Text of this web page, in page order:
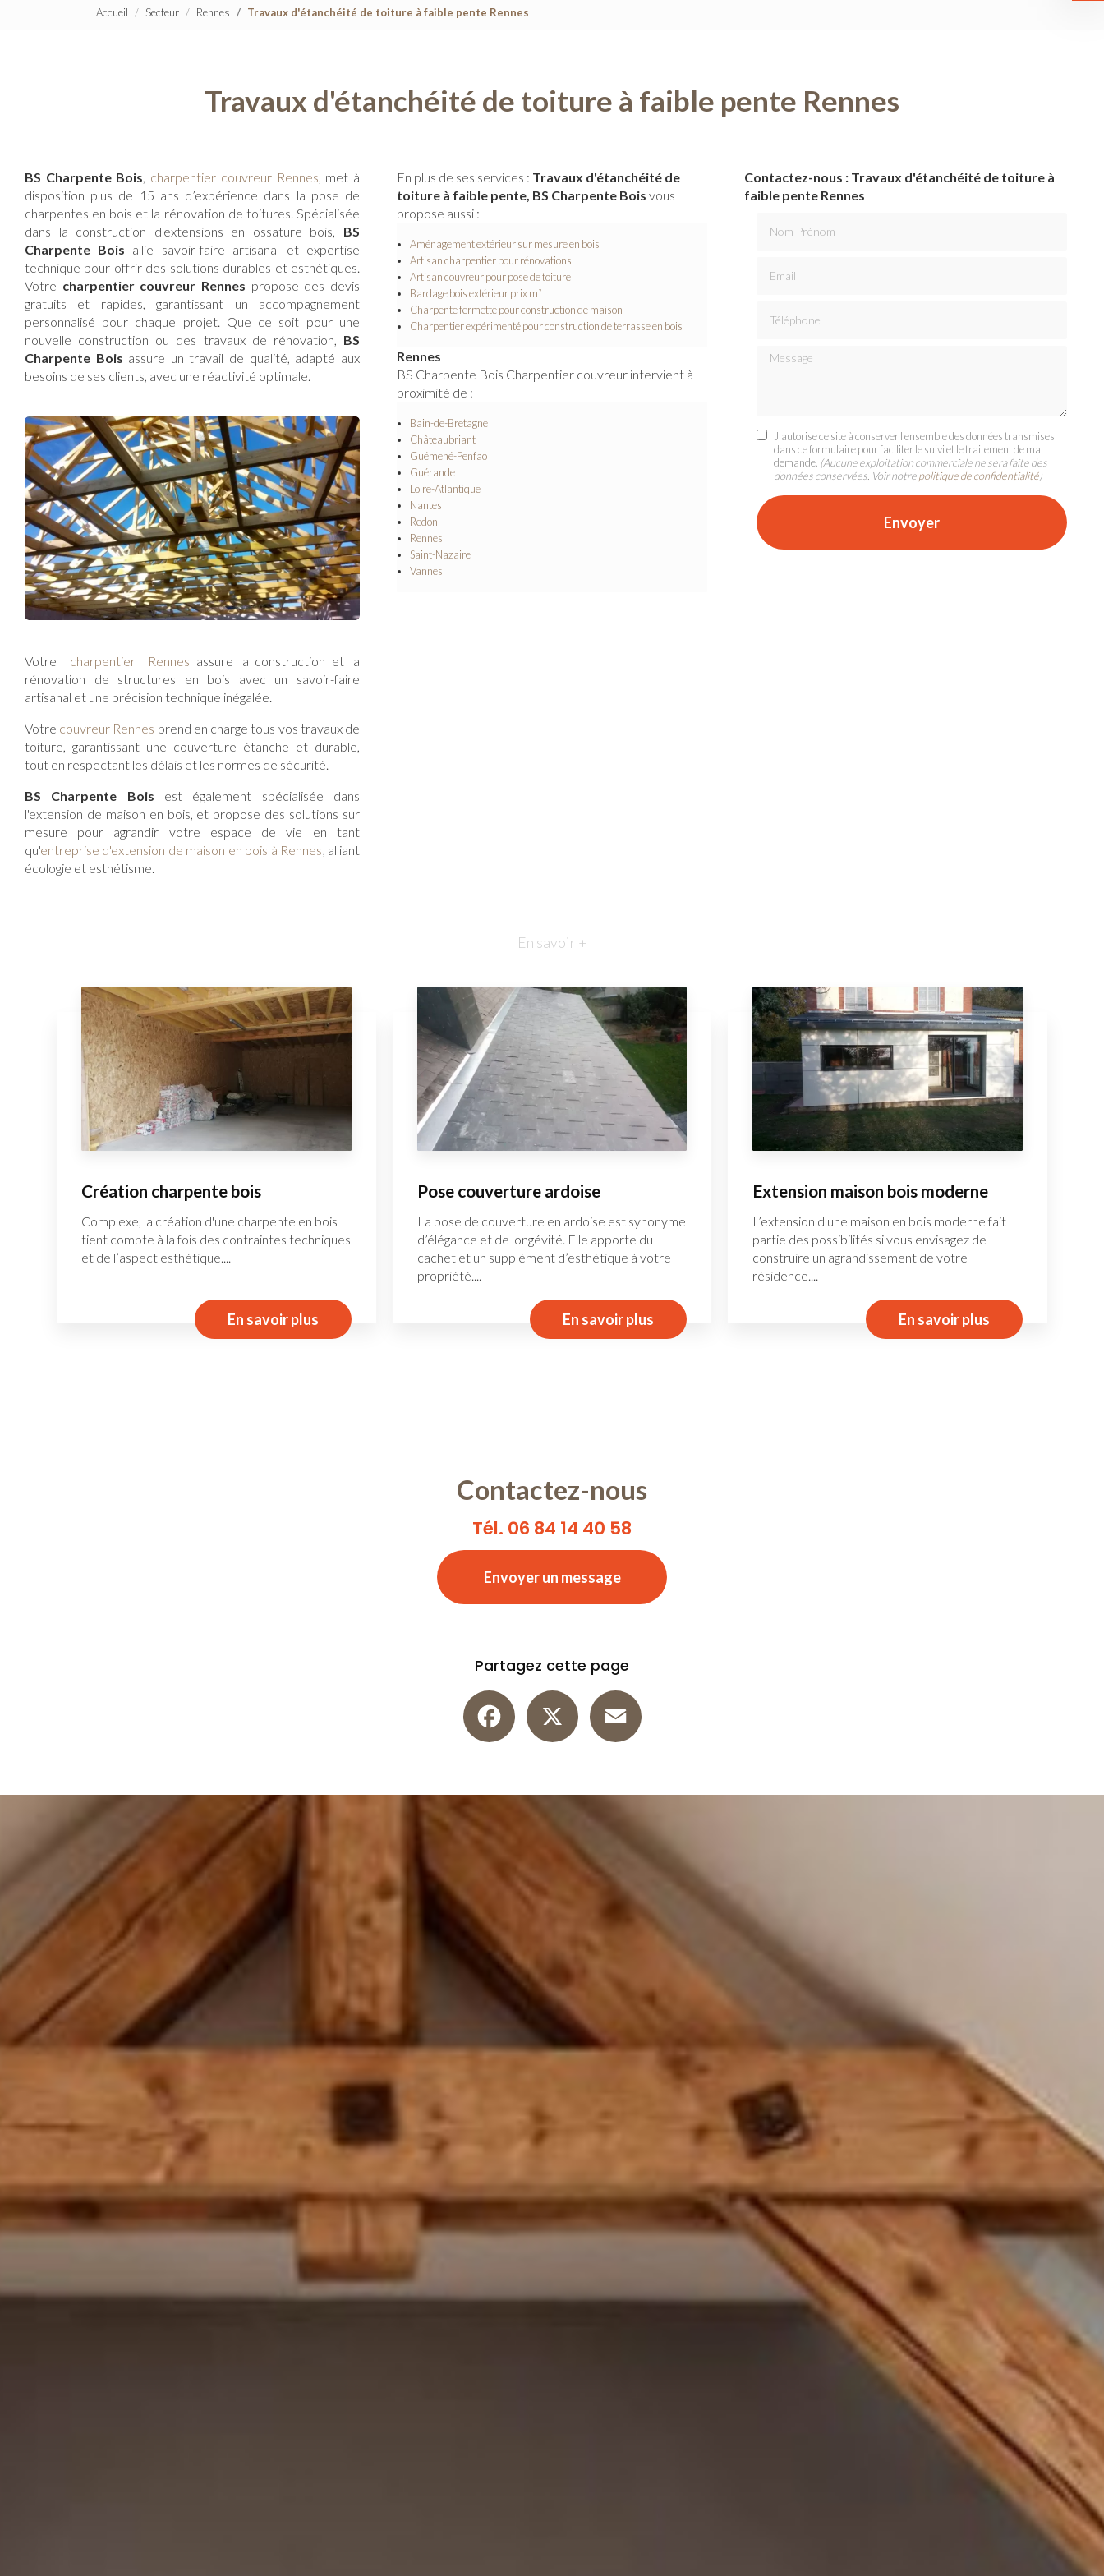
Accueil Secteur Rennes Travaux d'étanchéité de toiture à faible pente Rennes
Travaux d'étanchéité de toiture à faible pente Rennes
BS Charpente Bois, charpentier couvreur Rennes, met à
disposition plus de 15 ans d’expérience dans la pose de
charpentes en bois et la rénovation de toitures. Spécialisée
dans la construction d'extensions en ossature bois, BS
Charpente Bois allie savoir-faire artisanal et expertise
technique pour offrir des solutions durables et esthétiques.
Votre charpentier couvreur Rennes propose des devis
gratuits et rapides, garantissant un accompagnement
personnalisé pour chaque projet. Que ce soit pour une
nouvelle construction ou des travaux de rénovation, BS
Charpente Bois assure un travail de qualité, adapté aux
besoins de ses clients, avec une réactivité optimale.
Votre charpentier Rennes assure la construction et la
rénovation de structures en bois avec un savoir-faire
artisanal et une précision technique inégalée.
Votre couvreur Rennes prend en charge tous vos travaux de
toiture, garantissant une couverture étanche et durable,
tout en respectant les délais et les normes de sécurité.
BS Charpente Bois est également spécialisée dans
l'extension de maison en bois, et propose des solutions sur
mesure pour agrandir votre espace de vie en tant
qu'entreprise d'extension de maison en bois à Rennes , alliant
écologie et esthétisme.
En plus de ses services : Travaux d'étanchéité de
toiture à faible pente, BS Charpente Bois vous
propose aussi :
Aménagement extérieur sur mesure en bois
Artisan charpentier pour rénovations
Artisan couvreur pour pose de toiture
Bardage bois extérieur prix m²
Charpente fermette pour construction de maison
Charpentier expérimenté pour construction de terrasse en bois
Rennes
BS Charpente Bois Charpentier couvreur intervient à
proximité de :
Bain-de-Bretagne
Châteaubriant
Guémené-Penfao
Guérande
Loire-Atlantique
Nantes
Redon
Rennes
Saint-Nazaire
Vannes
Contactez-nous : Travaux d'étanchéité de toiture à
faible pente Rennes
Message
J'autorise ce site à conserver l'ensemble des données transmises
dans ce formulaire pour faciliter le suivi et le traitement de ma
demande. (Aucune exploitation commerciale ne sera faite des
données conservées. Voir notrepolitique de confidentialité)
En savoir +
Création charpente bois
Complexe, la création d'une charpente en bois
tient compte à la fois des contraintes techniques
et de l’aspect esthétique....
En savoir plus
Pose couverture ardoise
La pose de couverture en ardoise est synonyme
d’élégance et de longévité. Elle apporte du
cachet et un supplément d’esthétique à votre
propriété....
En savoir plus
Extension maison bois moderne
L’extension d'une maison en bois moderne fait
partie des possibilités si vous envisagez de
construire un agrandissement de votre
résidence....
En savoir plus
Contactez-nous
Tél. 06 84 14 40 58
Envoyer un message
Partagez cette page
Facebook